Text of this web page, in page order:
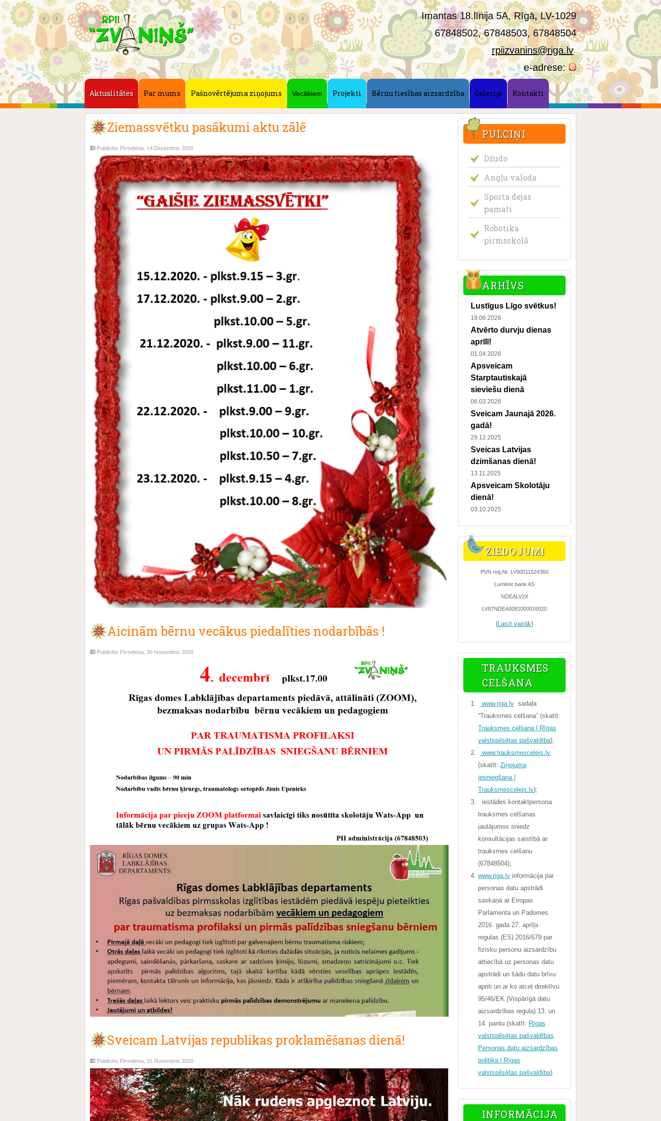
Imantas 18.līnija 5A, Rīgā, LV-1029
67848502, 67848503, 67848504
rpiizvanins@riga.lv
e-adrese:
Aktualitātes Par mums Pašnovērtējuma ziņojums Vecākiem Projekti Bērnu tiesības aizsardzība Galerija Kontakti
Ziemassvētku pasākumi aktu zālē
Publicēts Pirmdiena, 14 Decembris 2020
Aicinām bērnu vecākus piedalīties nodarbībās !
Publicēts Pirmdiena, 30 Novembris 2020
Sveicam Latvijas republikas proklamēšanas dienā!
Publicēts Pirmdiena, 16 Novembris 2020
PULCIŅI
Džudo
Angļu valoda
Sporta dejas
pamati
Robotika
pirmsskolā
ARHĪVS
Lustīgus Līgo svētkus!
19.06.2026
Atvērto durvju dienas
aprīlī!
01.04.2026
Apsveicam
Starptautiskajā
sieviešu dienā
06.03.2026
Sveicam Jaunajā 2026.
gadā!
29.12.2025
Sveicas Latvijas
dzimšanas dienā!
13.11.2025
Apsveicam Skolotāju
dienā!
03.10.2025
ZIEDOJUMI
PVN reģ.Nr. LV90011524360
Luminor bank AS
NDEALV2X
LV87NDEA0081000016020
(Lasīt vairāk)
TRAUKSMES
CELŠANA
www.riga.lv sadaļa
“Trauksmes celšana” (skatīt:
Trauksmes celšana | Rīgas
valstspilsētas pašvaldība);
www.trauksmescelejs.lv
(skatīt:Ziņojuma
iesniegšana |
Trauksmescelejs.lv);
iestādes kontaktpersona
trauksmes celšanas
jautājumos sniedz
konsultācijas saistībā ar
trauksmes celšanu
(67848504);
www.riga.lv informācija par
personas datu apstrādi
saskaņā ar Eiropas
Parlamenta un Padomes
2016. gada 27. aprīļa
regulas (ES) 2016/679 par
fizisku personu aizsardzību
attiecībā uz personas datu
apstrādi un šādu datu brīvu
apriti un ar ko atceļ direktīvu
95/46/EK (Vispārīgā datu
aizsardzības regula) 13. un
14. pantu (skatīt: Rīgas
valstspilsētas pašvaldības
Personas datu aizsardzības
politika | Rīgas
valstspilsētas pašvaldība).
INFORMĀCIJA